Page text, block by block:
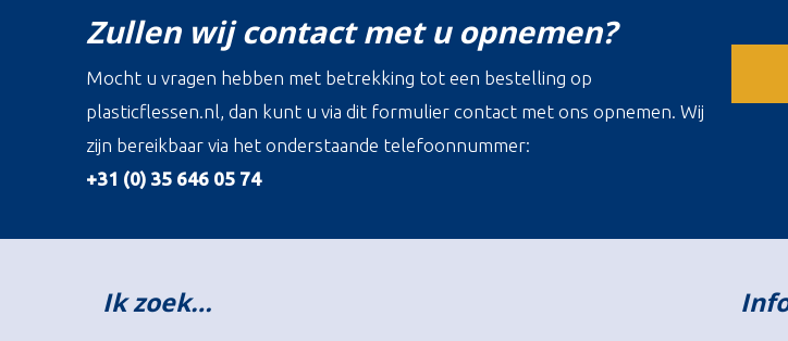
Zullen wij contact met u opnemen?
Mocht u vragen hebben met betrekking tot een bestelling op
plasticflessen.nl, dan kunt u via dit formulier contact met ons opnemen. Wij
zijn bereikbaar via het onderstaande telefoonnummer:
+31 (0) 35 646 05 74
Ik zoek…